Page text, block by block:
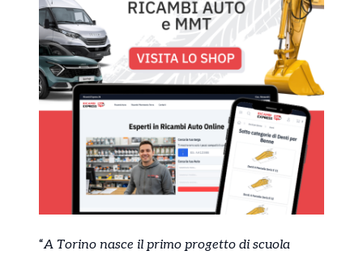
“A Torino nasce il primo progetto di scuola